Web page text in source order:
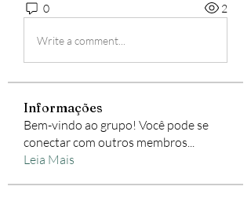
0 2
Write a comment...
Informações
Bem-vindo ao grupo! Você pode se
conectar com outros membros...
Leia Mais